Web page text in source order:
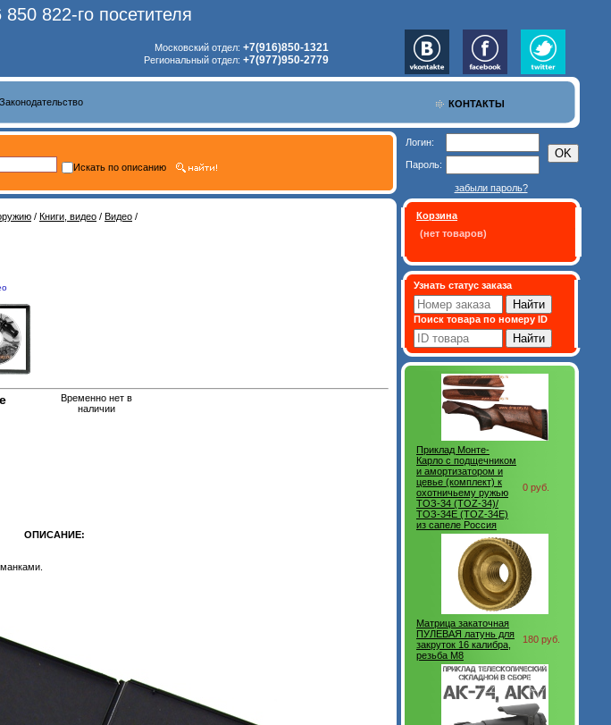
822-го посетителя
Московский отдел: +7(916)850-1321
Региональный отдел: +7(977)950-2779
КОНТАКТЫ
Законодательство
Искать по описанию
/ Книги, видео / Видео /
Временно нет в
наличии
ОПИСАНИЕ:
Логин:
Пароль:
забыли пароль?
Корзина
(нет товаров)
Узнать статус заказа
Поиск товара по номеру ID
Приклад Монте-
Карло с подщечником
и амортизатором и
цевье (комплект) к
охотничьему ружью
ТОЗ-34 (TOZ-34)/
ТОЗ-34Е (TOZ-34E)
из сапеле Россия
0 руб.
Матрица закаточная
ПУЛЕВАЯ латунь для
закруток 16 калибра,
резьба М8
180 руб.